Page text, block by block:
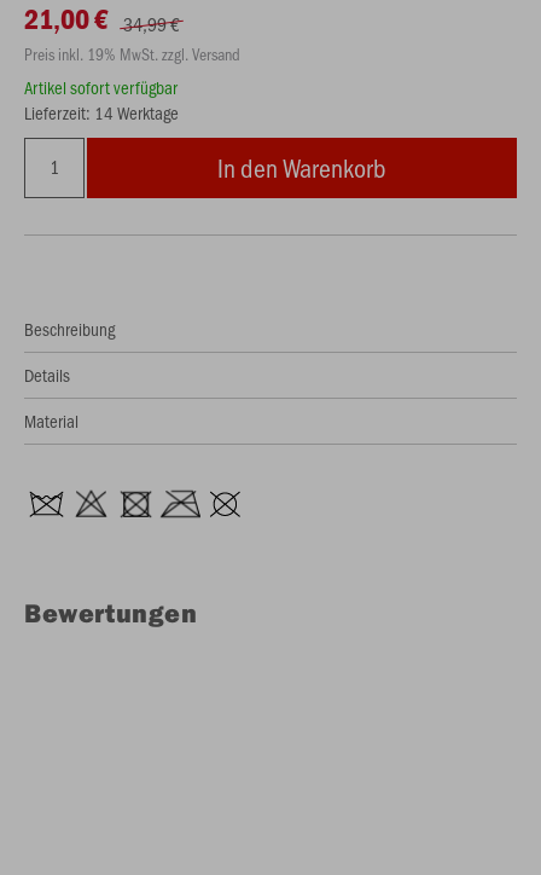
21,00 € 34,99 €
Preis inkl. 19% MwSt. zzgl. Versand
Artikel sofort verfügbar
Lieferzeit: 14 Werktage
In den Warenkorb
Beschreibung
Details
Material
Bewertungen